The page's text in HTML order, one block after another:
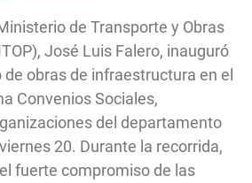
de Transporte y Obras
José Luis Falero, inauguró
obras de infraestructura en el
Convenios Sociales,
del departamento
20. Durante la recorrida,
fuerte compromiso de las